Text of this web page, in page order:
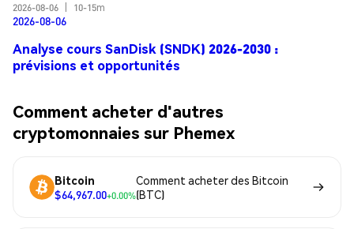
2026-08-06
10-15m
2026-08-06
Analyse cours SanDisk (SNDK) 2026-2030 :
prévisions et opportunités
Comment acheter d'autres
cryptomonnaies sur Phemex
Bitcoin
$64,967.00+0.00%
Comment acheter des Bitcoin
(BTC)